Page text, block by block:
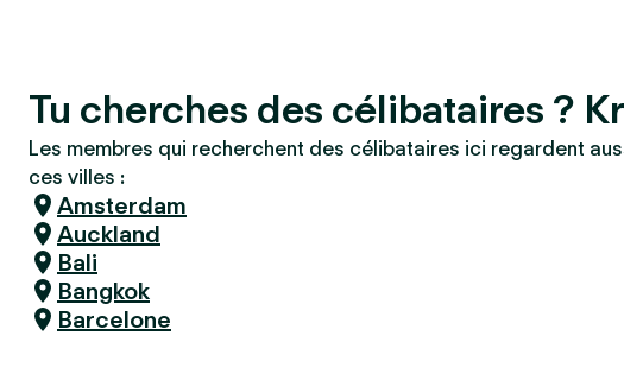
Tu cherches des célibataires ?
Les membres qui recherchent des célibataires ici regardent
ces villes :
Amsterdam
Auckland
Bali
Bangkok
Barcelone